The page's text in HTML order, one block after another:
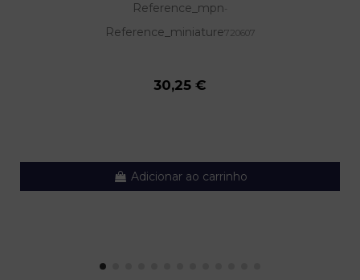
Reference_mpn-
Reference_miniature720607
30,25 €
Adicionar ao carrinho